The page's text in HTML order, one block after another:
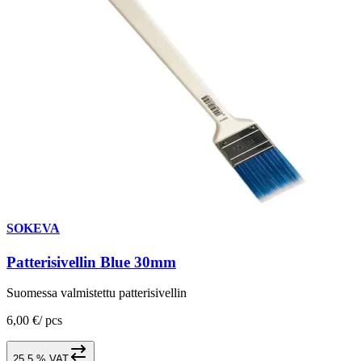
SOKEVA
Patterisivellin Blue 30mm
Suomessa valmistettu patterisivellin
6,00 €/ pcs